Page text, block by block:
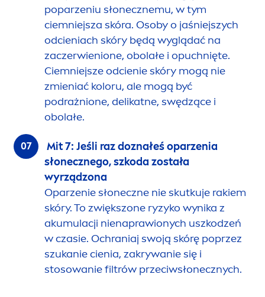
poparzeniu słonecznemu, w tym
ciemniejsza skóra. Osoby o jaśniejszych
odcieniach skóry będą wyglądać na
zaczerwienione, obolałe i opuchnięte.
Ciemniejsze odcienie skóry mogą nie
zmieniać koloru, ale mogą być
podrażnione, delikatne, swędzące i
obolałe.
Mit 7: Jeśli raz doznałeś oparzenia
słonecznego, szkoda została
wyrządzona
Oparzenie słoneczne nie skutkuje rakiem
skóry. To zwiększone ryzyko wynika z
akumulacji nienaprawionych uszkodzeń
w czasie. Ochraniaj swoją skórę poprzez
szukanie cienia, zakrywanie się i
stosowanie filtrów przeciwsłonecznych.